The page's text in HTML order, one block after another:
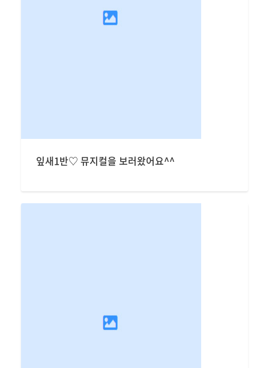
잎새1반♡ 뮤지컬을 보러왔어요^^